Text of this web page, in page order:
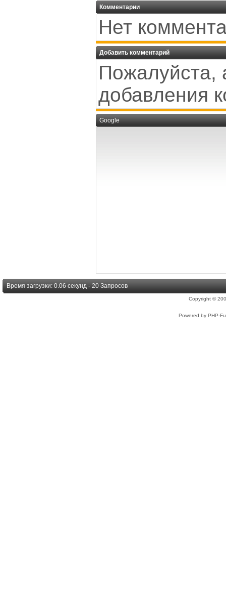
Комментарии
Нет
Добавить комментарий
Пожалуйста,
добавления
Google
Время загрузки: 0.06 секунд - 20 Запросов
Copyright ©
Powered by PHP-